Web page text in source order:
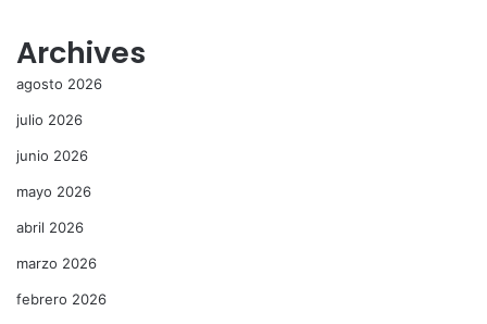
Archives
agosto 2026
julio 2026
junio 2026
mayo 2026
abril 2026
marzo 2026
febrero 2026